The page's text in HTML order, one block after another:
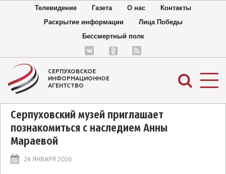
Телевидение Газета О нас
Контакты
Раскрытие информации
Лица Победы
Бессмертный полк
СЕРПУХОВСКОЕ
ИНФОРМАЦИОННОЕ
АГЕНТСТВО
Серпуховский музей приглашает
познакомиться с наследием Анны
Мараевой
24 ЯНВАРЯ 2026